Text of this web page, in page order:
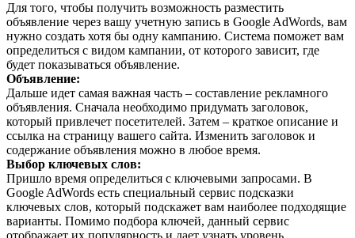
Для того, чтобы получить возможность разместить
объявление через вашу учетную запись в Google AdWords, вам
нужно создать хотя бы одну кампанию. Система поможет вам
определиться с видом кампании, от которого зависит, где
будет показываться объявление.
Объявление:
Дальше идет самая важная часть – составление рекламного
объявления. Сначала необходимо придумать заголовок,
который привлечет посетителей. Затем – краткое описание и
ссылка на страницу вашего сайта. Изменить заголовок и
содержание объявления можно в любое время.
Выбор ключевых слов:
Пришло время определиться с ключевыми запросами. В
Google AdWords есть специальный сервис подсказки
ключевых слов, который подскажет вам наиболее подходящие
варианты. Помимо подбора ключей, данный сервис